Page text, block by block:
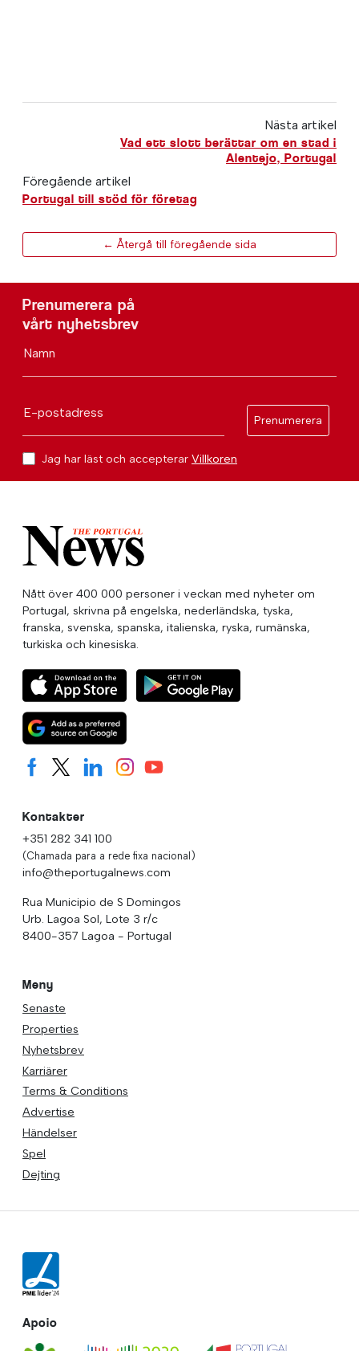
Nästa artikel
Vad ett slott berättar om en stad i
Alentejo, Portugal
Föregående artikel
Portugal till stöd för företag
← Återgå till föregående sida
Prenumerera på
vårt nyhetsbrev
Namn
E-postadress
Prenumerera
Jag har läst och accepterar Villkoren
Nått över 400 000 personer i veckan med nyheter om
Portugal, skrivna på engelska, nederländska, tyska,
franska, svenska, spanska, italienska, ryska, rumänska,
turkiska och kinesiska.
Kontakter
+351 282 341 100
(Chamada para a rede fixa nacional)
info@theportugalnews.com
Rua Municipio de S Domingos
Urb. Lagoa Sol, Lote 3 r/c
8400-357 Lagoa - Portugal
Meny
Senaste
Properties
Nyhetsbrev
Karriärer
Terms & Conditions
Advertise
Händelser
Spel
Dejting
Apoio